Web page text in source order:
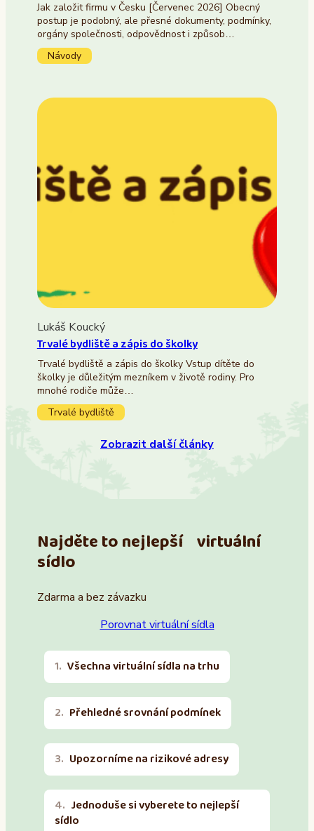
Jak založit firmu v Česku [Červenec 2026] Obecný
postup je podobný, ale přesné dokumenty, podmínky,
orgány společnosti, odpovědnost i způsob…
Návody
Lukáš Koucký
Trvalé bydliště a zápis do školky
Trvalé bydliště a zápis do školky Vstup dítěte do
školky je důležitým mezníkem v životě rodiny. Pro
mnohé rodiče může…
Trvalé bydliště
Zobrazit další články
Najděte to nejlepší virtuální
sídlo
Zdarma a bez závazku
Porovnat virtuální sídla
Všechna virtuální sídla na trhu
Přehledné srovnání podmínek
Upozorníme na rizikové adresy
Jednoduše si vyberete to nejlepší
sídlo